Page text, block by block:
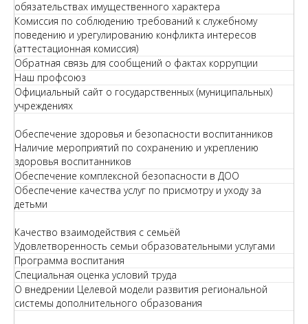
обязательствах имущественного характера
Комиссия по соблюдению требований к служебному
поведению и урегулированию конфликта интересов
(аттестационная комиссия)
Обратная связь для сообщений о фактах коррупции
Наш профсоюз
Официальный сайт о государственных (муниципальных)
учреждениях
Обеспечение здоровья и безопасности воспитанников
Наличие мероприятий по сохранению и укреплению
здоровья воспитанников
Обеспечение комплексной безопасности в ДОО
Обеспечение качества услуг по присмотру и уходу за
детьми
Качество взаимодействия с семьёй
Удовлетворенность семьи образовательными услугами
Программа воспитания
Специальная оценка условий труда
О внедрении Целевой модели развития региональной
системы дополнительного образования